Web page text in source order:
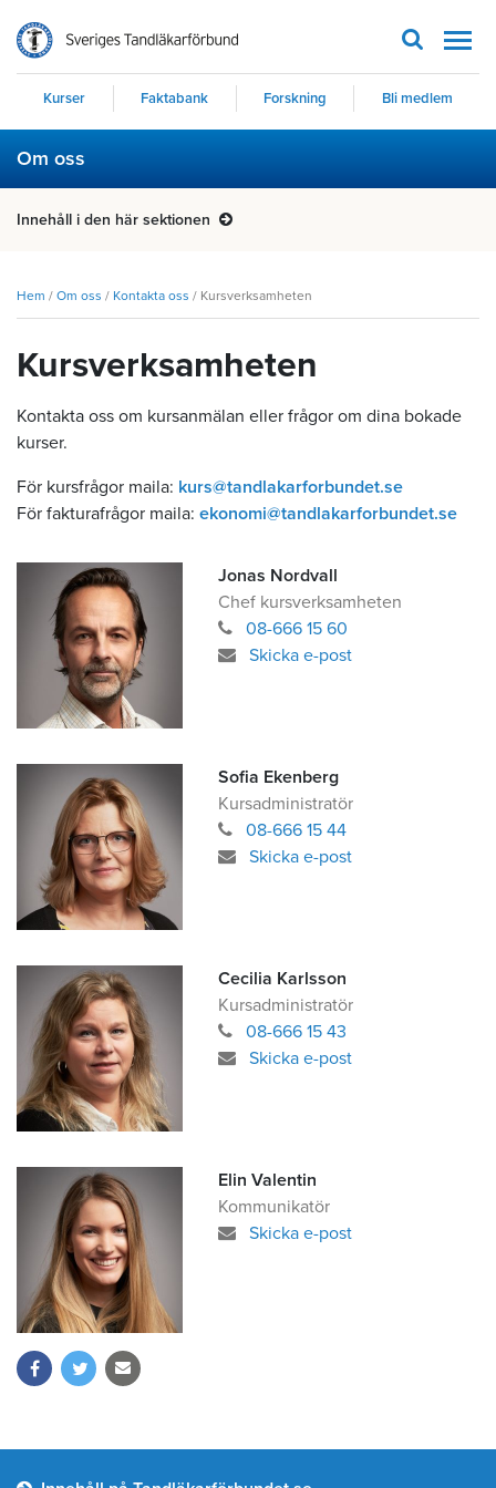
Kurser Faktabank Forskning Bli medlem
Om oss
Innehåll i den här sektionen
Hem / Om oss / Kontakta oss / Kursverksamheten
Kursverksamheten
Kontakta oss om kursanmälan eller frågor om dina bokade
kurser.
För kursfrågor maila: kurs@tandlakarforbundet.se
För fakturafrågor maila: ekonomi@tandlakarforbundet.se
Jonas Nordvall
Chef kursverksamheten
08-666 15 60
Skicka e-post
Sofia Ekenberg
Kursadministratör
08-666 15 44
Skicka e-post
Cecilia Karlsson
Kursadministratör
08-666 15 43
Skicka e-post
Elin Valentin
Kommunikatör
Skicka e-post